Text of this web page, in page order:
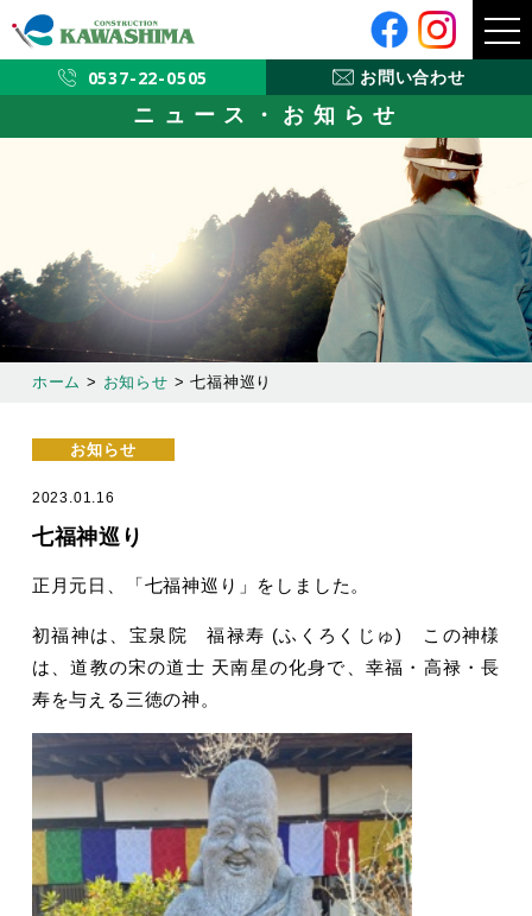
ニ
0537-22-0505 お問い合わせ
ニュース・お知らせ
ホーム > お知らせ >七福神巡り
お知らせ
2023.01.16
七福神巡り
正月元日、「七福神巡り」をしました。
初福神は、宝泉院 福禄寿 (ふくろくじゅ) この神様
は、道教の宋の道士 天南星の化身で、幸福・高禄・長
寿を与える三徳の神。